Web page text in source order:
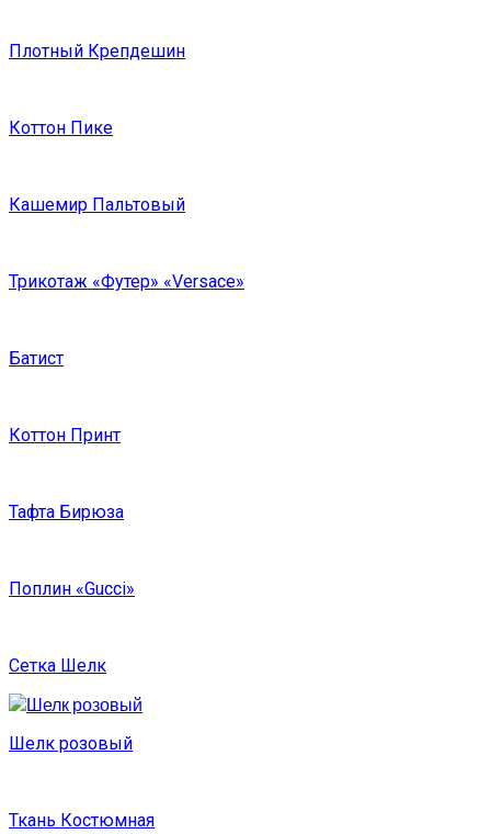
Плотный Крепдешин
Коттон Пике
Кашемир Пальтовый
Трикотаж «Футер» «Versace»
Батист
Коттон Принт
Тафта Бирюза
Поплин «Gucci»
Сетка Шелк
Шелк розовый
Ткань Костюмная